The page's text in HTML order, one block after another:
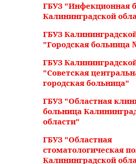
ГБУЗ "Инфекционная
Калининградской
ГБУЗ
"Городская больница
ГБУЗ
"Советская
городская больница"
ГБУЗ "Областная
больница
области"
ГБУЗ "Областная
стоматологическая
Калининградской